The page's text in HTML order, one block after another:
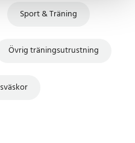
Sport & Träning
Övrig träningsutrustning